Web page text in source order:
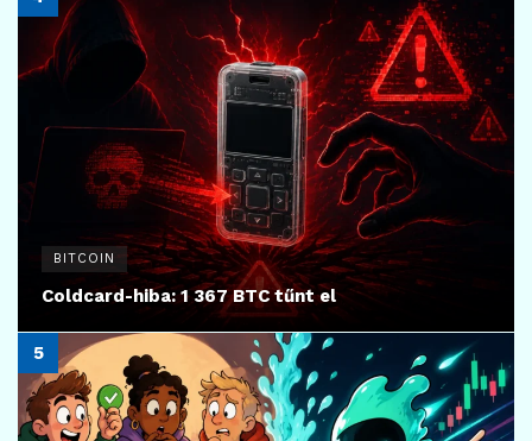
BITCOIN
Coldcard-hiba: 1 367 BTC tűnt el